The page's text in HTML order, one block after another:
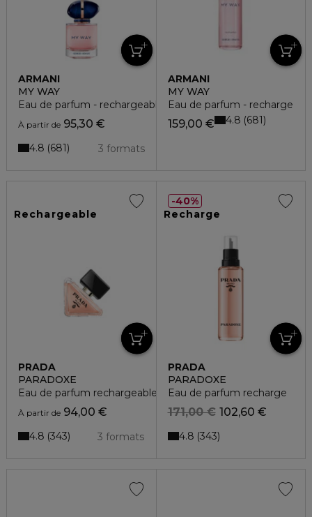
ARMANI
MY WAY
Eau de parfum - rechargeable
À partir de 95,30 €
3 formats
4.8 681
ARMANI
MY WAY
Eau de parfum - recharge
159,00 € 4.8 681
Rechargeable
PRADA
PARADOXE
Eau de parfum rechargeable
À partir de 94,00 €
3 formats
4.8 343
Recharge
PRADA
PARADOXE
Eau de parfum recharge
102,60 €
171,00 €
4.8 343
40%